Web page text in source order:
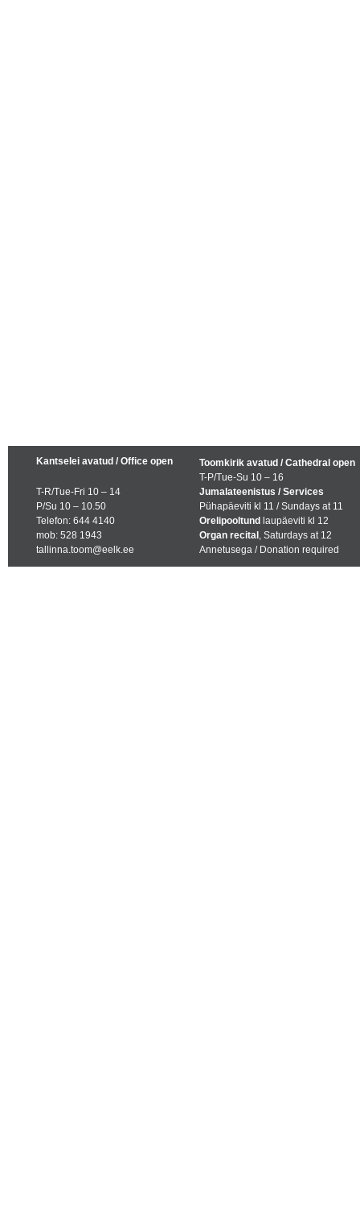
Kantselei avatud / Office open
T-R/Tue-Fri 10 – 14
P/Su 10 – 10.50
Telefon: 644 4140
mob: 528 1943
tallinna.toom@eelk.ee
Toomkirik avatud / Cathedral open
T-P/Tue-Su 10 – 16
Jumalateenistus / Services
Pühapäeviti kl 11 / Sundays at 11
Orelipooltund laupäeviti kl 12
Organ recital , Saturdays at 12
Annetusega / Donation required